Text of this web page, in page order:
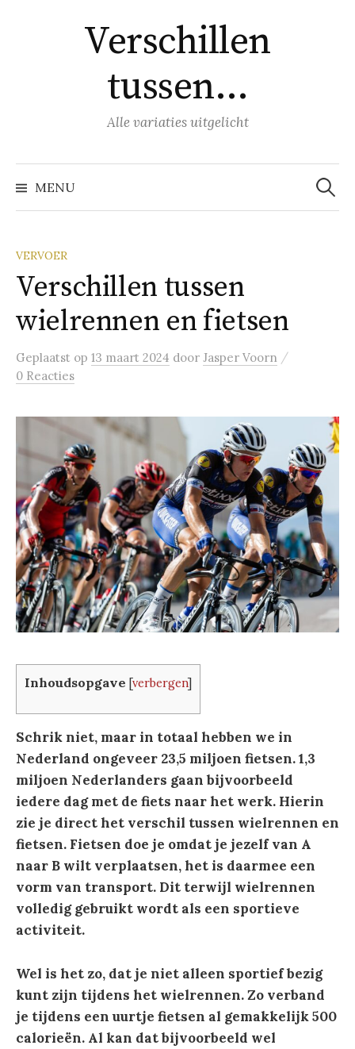
Verschillen
tussen…
Alle variaties uitgelicht
MENU
Zoeken
naar:
VERVOER
Verschillen tussen
wielrennen en fietsen
Geplaatst op 13 maart 2024 door Jasper Voorn /
0 Reacties
Inhoudsopgave [verbergen]
Schrik niet, maar in totaal hebben we in
Nederland ongeveer 23,5 miljoen fietsen. 1,3
miljoen Nederlanders gaan bijvoorbeeld
iedere dag met de fiets naar het werk. Hierin
zie je direct het verschil tussen wielrennen en
fietsen. Fietsen doe je omdat je jezelf van A
naar B wilt verplaatsen, het is daarmee een
vorm van transport. Dit terwijl wielrennen
volledig gebruikt wordt als een sportieve
activiteit.
Wel is het zo, dat je niet alleen sportief bezig
kunt zijn tijdens het wielrennen. Zo verband
je tijdens een uurtje fietsen al gemakkelijk 500
calorieën. Al kan dat bijvoorbeeld wel